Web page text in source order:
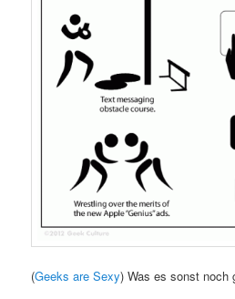
(Geeks are Sexy) Was es sonst noch